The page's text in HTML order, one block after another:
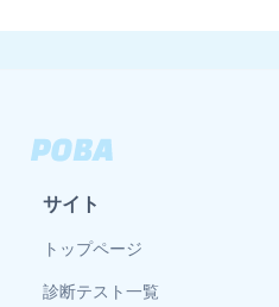
サイト
トップページ
診断テスト一覧